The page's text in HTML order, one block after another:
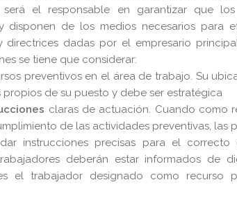
será el responsable en garantizar que
disponen de los medios necesarios para
directrices dadas por el empresario
se tiene que considerar:
preventivos en el área de trabajo. Su
propios de su puesto y debe ser estratégica
claras de actuación. Cuando como
de las actividades preventivas, las
instrucciones precisas para el correcto
deberán estar informados de
el trabajador designado como recurso